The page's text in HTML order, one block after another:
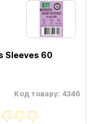
Sleeves 60
Код товару: 4346